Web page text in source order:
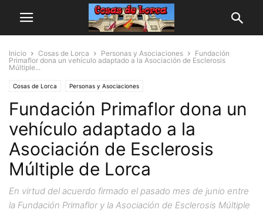
Inicio Cosas de Lorca Personas y Asociaciones
Fundación
Primaflor dona un vehículo adaptado a la Asociación de Esclerosis
Múltiple...
Cosas de Lorca Personas y Asociaciones
Fundación Primaflor dona un
vehículo adaptado a la
Asociación de Esclerosis
Múltiple de Lorca
En virtud del acuerdo firmado el pasado mes de junio entre
la Fundación Primaflor y la Asociación de Esclerosis Múltiple